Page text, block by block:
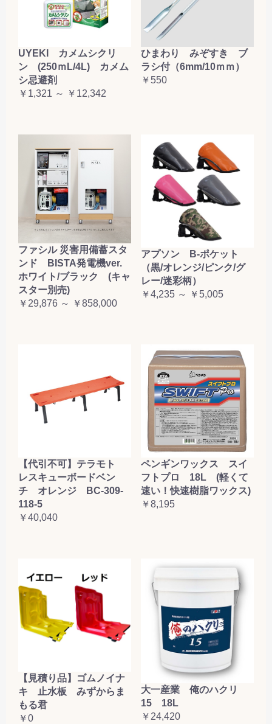
お買い物を続ける カートへ進む
UYEKI カメムシクリ
ン (250ｍL/4L) カメム
シ忌避剤
￥1,321 ～ ￥12,342
ひまわり みぞすき ブ
ラシ付（6mm/10ｍｍ）
￥550
ファシル 災害用備蓄スタ
ンド BISTA発電機ver.
ホワイト/ブラック (キャ
スター別売)
￥29,876 ～ ￥858,000
アプソン B-ポケット
（黒/オレンジ/ピンク/グ
レー/迷彩柄）
￥4,235 ～ ￥5,005
【代引不可】テラモト
レスキューボードベン
チ オレンジ BC-309-
118-5
￥40,040
ペンギンワックス スイ
フトプロ 18L (軽くて
速い！快速樹脂ワックス)
￥8,195
【見積り品】ゴムノイナ
キ 止水板 みずからま
もる君
￥0
大一産業 俺のハクリ
15 18L
￥24,420